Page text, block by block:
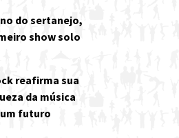
do sertanejo,
show solo
reafirma sua
da música
futuro